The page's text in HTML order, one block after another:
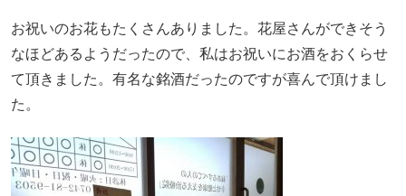
お祝いのお花もたくさんありました。花屋さんができそう
なほどあるようだったので、私はお祝いにお酒をおくらせ
て頂きました。有名な銘酒だったのですが喜んで頂けまし
た。